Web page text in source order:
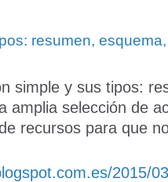
resumen,
simple y sus tipos:
amplia selección de
recursos para que
2015/